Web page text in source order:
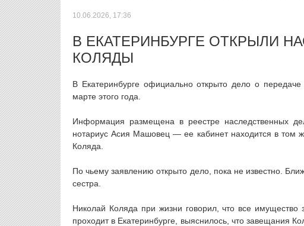
10.06.2026, 17:36
В ЕКАТЕРИНБУРГЕ ОТКРЫЛИ
КОЛЯДЫ
В Екатеринбурге официально открыто дело о
марте этого года.
Информация размещена в реестре наследственных
нотариус Асия Машовец — ее кабинет находится в том
Коляда.
По чьему заявлению открыто дело, пока не известно.
сестра.
Николай Коляда при жизни говорил, что все
проходит в Екатеринбурге, выяснилось, что завещания